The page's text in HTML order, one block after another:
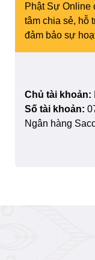
Phật Sự Online
tâm chia sẻ, hỗ
đảm bảo sự
Chủ tài khoản:
Số tài khoản:
Ngân hàng